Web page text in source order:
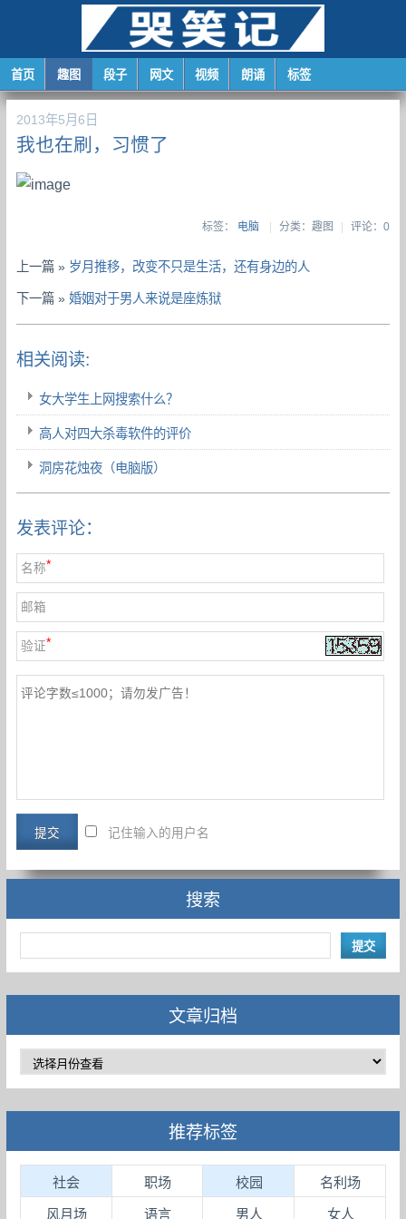
首页 趣图 段子 网文 视频 朗诵 标签
2013年5月6日
我也在刷，习惯了
标签： 电脑 | 分类：趣图 | 评论：0
上一篇 » 岁月推移，改变不只是生活，还有身边的人
下一篇 »婚姻对于男人来说是座炼狱
相关阅读:
女大学生上网搜索什么？
高人对四大杀毒软件的评价
洞房花烛夜（电脑版）
发表评论：
名称*
邮箱
验证*
记住输入的用户名
搜索
文章归档
推荐标签
社会 职场 校园 名利场
风月场 语言 男人 女人